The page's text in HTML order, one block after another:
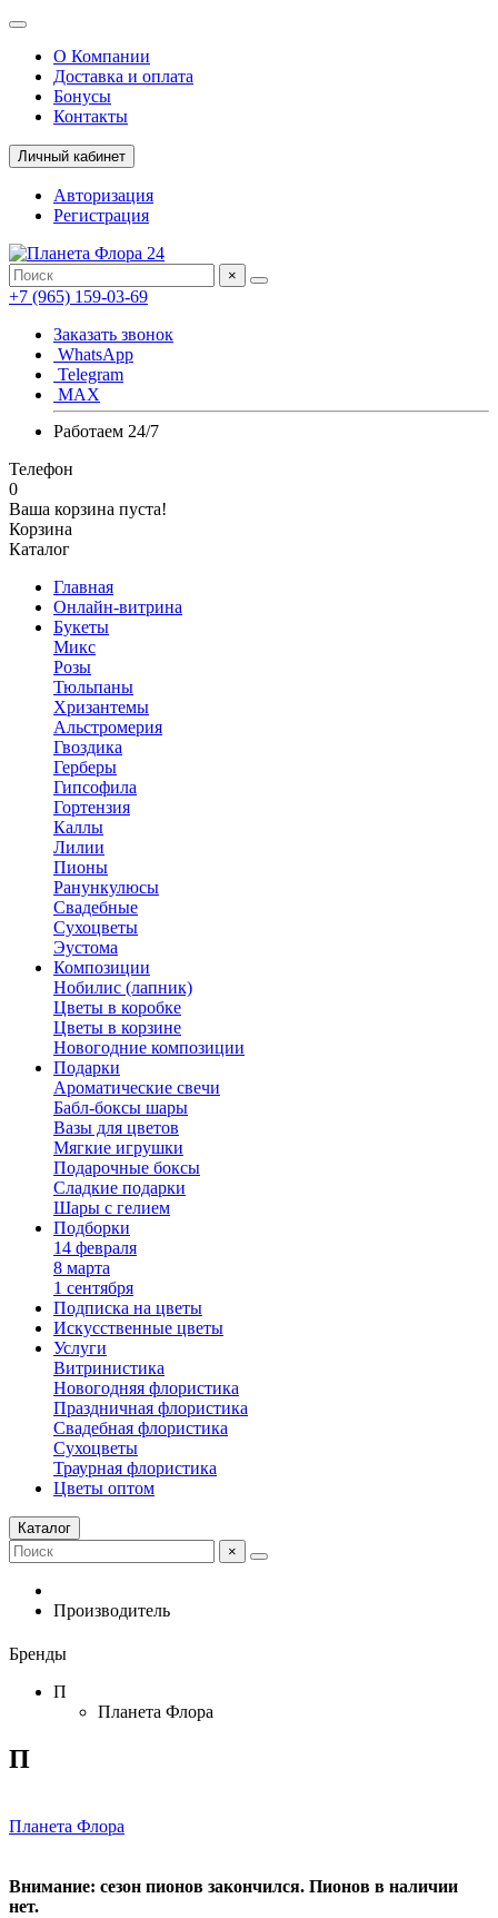
О Компании
Доставка и оплата
Бонусы
Контакты
Личный кабинет
Авторизация
Регистрация
×
+7 (965) 159-03-69
Заказать звонок
WhatsApp
Telegram
MAX
Работаем 24/7
Телефон
0
Ваша корзина пуста!
Корзина
Каталог
Главная
Онлайн-витрина
Букеты
Микс
Розы
Тюльпаны
Хризантемы
Альстромерия
Гвоздика
Герберы
Гипсофила
Гортензия
Каллы
Лилии
Пионы
Ранункулюсы
Свадебные
Сухоцветы
Эустома
Композиции
Нобилис (лапник)
Цветы в коробке
Цветы в корзине
Новогодние композиции
Подарки
Ароматические свечи
Бабл-боксы шары
Вазы для цветов
Мягкие игрушки
Подарочные боксы
Сладкие подарки
Шары с гелием
Подборки
14 февраля
8 марта
1 сентября
Подписка на цветы
Искусственные цветы
Услуги
Витринистика
Новогодняя флористика
Праздничная флористика
Свадебная флористика
Сухоцветы
Траурная флористика
Цветы оптом
Каталог
×
Производитель
Бренды
П
Планета Флора
П
Планета Флора
Внимание: сезон пионов закончился. Пионов в наличии
нет.